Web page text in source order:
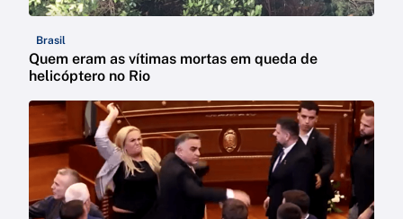
Brasil
Quem eram as vítimas mortas em queda de
helicóptero no Rio